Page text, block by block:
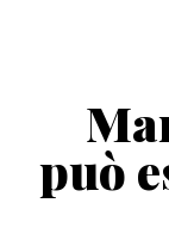
può